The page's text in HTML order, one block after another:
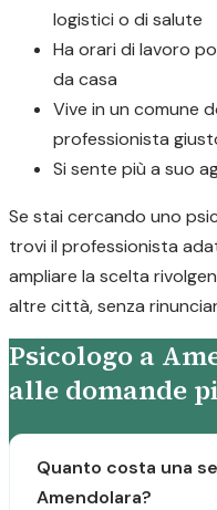
logistici o di salute
Ha orari di lavoro
da casa
Vive in un comune
professionista
Si sente più a suo
Se stai cercando uno
trovi il professionista
ampliare la scelta
altre città, senza
Psicologo a
alle domande
Quanto costa una
Amendolara?